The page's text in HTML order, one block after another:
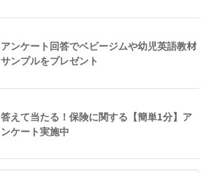
アンケート回答でベビージムや幼児英語教材
サンプルをプレゼント
答えて当たる！保険に関する【簡単1分】ア
ンケート実施中